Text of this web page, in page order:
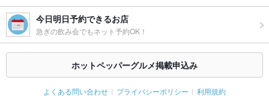
今日明日予約できるお店
急ぎの飲み会でもネット予約OK！
ホットペッパーグルメ掲載申込み
よくある問い合わせ プライバシーポリシー 利用規約